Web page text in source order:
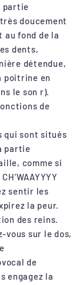
partie
doucement
au fond de la
dents,
détendue,
poitrine en
le son r).
de
qui sont situés
partie
comme si
sentir les
la peur.
des reins.
vous sur le dos,
de
engagez la